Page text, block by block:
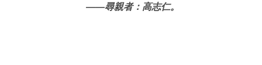
——尋親者：高志仁。